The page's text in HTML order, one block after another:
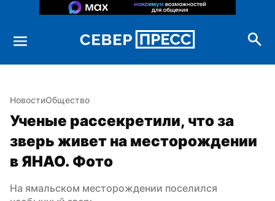
НовостиОбщество
Ученые рассекретили, что за
зверь живет на месторождении
в ЯНАО. Фото
На ямальском месторождении поселился